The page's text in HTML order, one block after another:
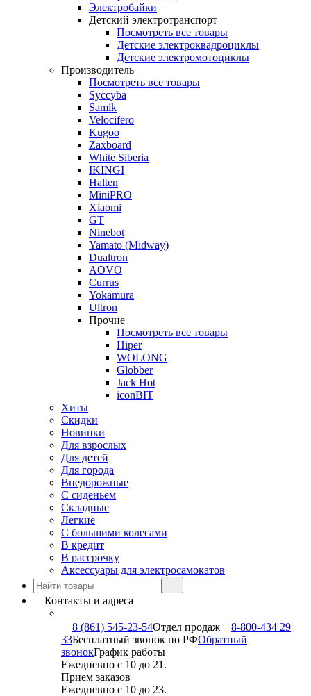
Электробайки
Детский электротранспорт
Посмотреть все товары
Детские электроквадроциклы
Детские электромотоциклы
Производитель
Посмотреть все товары
Syccyba
Samik
Velocifero
Kugoo
Zaxboard
White Siberia
IKINGI
Halten
MiniPRO
Xiaomi
GT
Ninebot
Yamato (Midway)
Dualtron
AOVO
Currus
Yokamura
Ultron
Прочие
Посмотреть все товары
Hiper
WOLONG
Globber
Jack Hot
iconBIT
Хиты
Скидки
Новинки
Для взрослых
Для детей
Для города
Внедорожные
С сиденьем
Складные
Легкие
С большими колесами
В кредит
В рассрочку
Аксессуары для электросамокатов
Контакты и адреса
8 (861) 545-23-54Отдел продаж
8-800-434 29
33Бесплатный звонок по РФОбратный
звонокГрафик работы
Ежедневно с 10 до 21.
Прием заказов
Ежедневно с 10 до 23.